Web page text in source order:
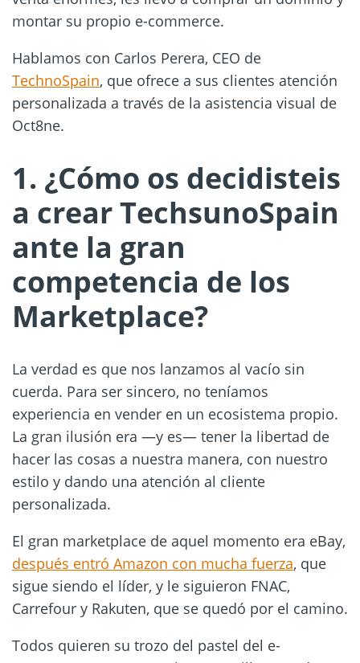
montar su propio e-commerce.
Hablamos con Carlos Perera, CEO de
TechnoSpain, que ofrece a sus clientes atención
personalizada a través de la asistencia visual de
Oct8ne.
1. ¿Cómo os decidisteis
a crear TechsunoSpain
ante la gran
competencia de los
Marketplace?
La verdad es que nos lanzamos al vacío sin
cuerda. Para ser sincero, no teníamos
experiencia en vender en un ecosistema propio.
La gran ilusión era —y es— tener la libertad de
hacer las cosas a nuestra manera, con nuestro
estilo y dando una atención al cliente
personalizada.
El gran marketplace de aquel momento era eBay,
después entró Amazon con mucha fuerza, que
sigue siendo el líder, y le siguieron FNAC,
Carrefour y Rakuten, que se quedó por el camino.
Todos quieren su trozo del pastel del e-